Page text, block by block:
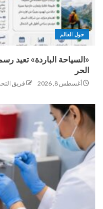
حول العالم
«السياحة الباردة» تعيد
الحر
أغسطس 8, 2026 فريق